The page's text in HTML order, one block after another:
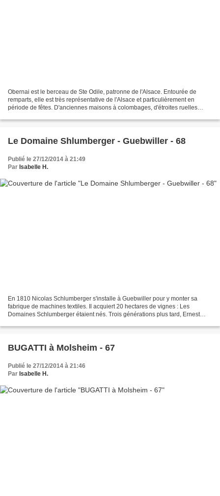
Obernai est le berceau de Ste Odile, patronne de l'Alsace. Entourée de
remparts, elle est très représentative de l'Alsace et particulièrement en
période de fêtes. D'anciennes maisons à colombages, d'étroites ruelles
Le Domaine Shlumberger - Guebwiller - 68
Publié le 27/12/2014 à 21:49
Par Isabelle H.
En 1810 Nicolas Schlumberger s'installe à Guebwiller pour y monter sa
fabrique de machines textiles. Il acquiert 20 hectares de vignes : Les
Domaines Schlumberger étaient nés. Trois générations plus tard, Ernest
BUGATTI à Molsheim - 67
Publié le 27/12/2014 à 21:46
Par Isabelle H.